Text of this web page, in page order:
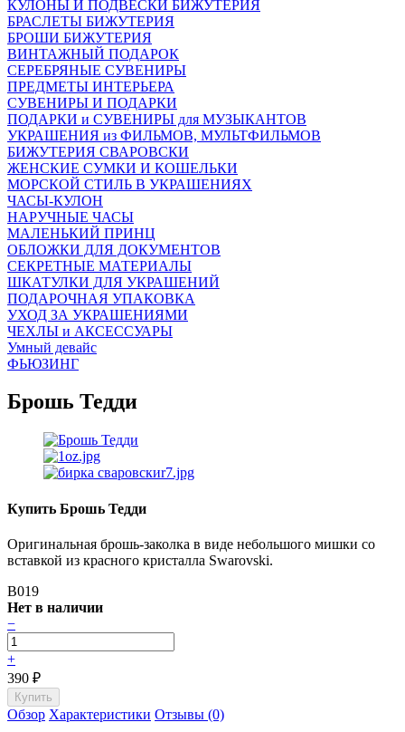
КУЛОНЫ И ПОДВЕСКИ БИЖУТЕРИЯ
БРАСЛЕТЫ БИЖУТЕРИЯ
БРОШИ БИЖУТЕРИЯ
ВИНТАЖНЫЙ ПОДАРОК
СЕРЕБРЯНЫЕ СУВЕНИРЫ
ПРЕДМЕТЫ ИНТЕРЬЕРА
СУВЕНИРЫ И ПОДАРКИ
ПОДАРКИ и СУВЕНИРЫ для МУЗЫКАНТОВ
УКРАШЕНИЯ из ФИЛЬМОВ, МУЛЬТФИЛЬМОВ
БИЖУТЕРИЯ СВАРОВСКИ
ЖЕНСКИЕ СУМКИ И КОШЕЛЬКИ
МОРСКОЙ СТИЛЬ В УКРАШЕНИЯХ
ЧАСЫ-КУЛОН
НАРУЧНЫЕ ЧАСЫ
МАЛЕНЬКИЙ ПРИНЦ
ОБЛОЖКИ ДЛЯ ДОКУМЕНТОВ
СЕКРЕТНЫЕ МАТЕРИАЛЫ
ШКАТУЛКИ ДЛЯ УКРАШЕНИЙ
ПОДАРОЧНАЯ УПАКОВКА
УХОД ЗА УКРАШЕНИЯМИ
ЧEХЛЫ и АКСЕССУАРЫ
Умный девайс
ФЬЮЗИНГ
Брошь Тедди
Купить Брошь Тедди
Оригинальная брошь-заколка в виде небольшого мишки со
вставкой из красного кристалла Swarovski.
B019
Нет в наличии
−
+
390 ₽
Обзор Характеристики Отзывы (0)